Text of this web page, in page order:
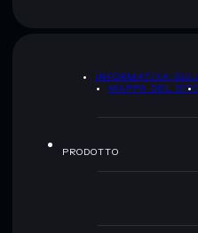
INFORMATIVA
MAPPA DEL SITO
PRODOTTO